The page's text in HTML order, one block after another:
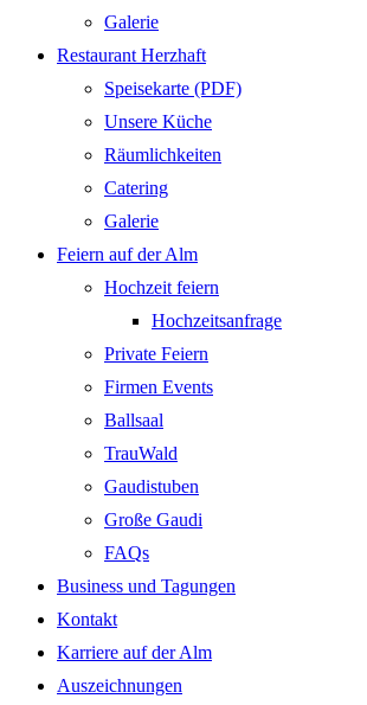
Galerie
Restaurant Herzhaft
Speisekarte (PDF)
Unsere Küche
Räumlichkeiten
Catering
Galerie
Feiern auf der Alm
Hochzeit feiern
Hochzeitsanfrage
Private Feiern
Firmen Events
Ballsaal
TrauWald
Gaudistuben
Große Gaudi
FAQs
Business und Tagungen
Kontakt
Karriere auf der Alm
Auszeichnungen